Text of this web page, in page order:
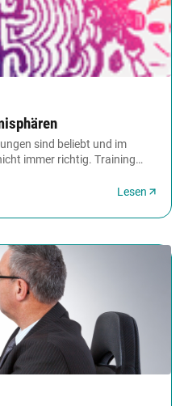
sind beliebt und im
immer richtig. Training
Lesen